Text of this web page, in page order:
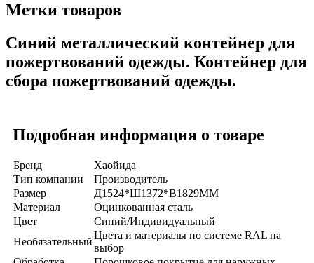
Метки товаров
Синий металлический контейнер для
пожертвований одежды. Контейнер для
сбора пожертвований одежды.
Подробная информация о товаре
Бренд
Хаойида
Тип компании
Производитель
Размер
Д1524*Ш1372*В1829ММ
Материал
Оцинкованная сталь
Цвет
Синий/Индивидуальный
Необязательный
Цвета и материалы по системе RAL на
выбор